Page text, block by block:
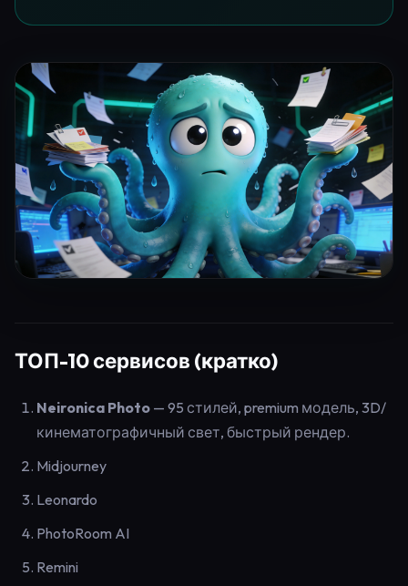
ТОП-10 сервисов (кратко)
Neironica Photo — 95 стилей, premium модель, 3D/
кинематографичный свет, быстрый рендер.
Midjourney
Leonardo
PhotoRoom AI
Remini